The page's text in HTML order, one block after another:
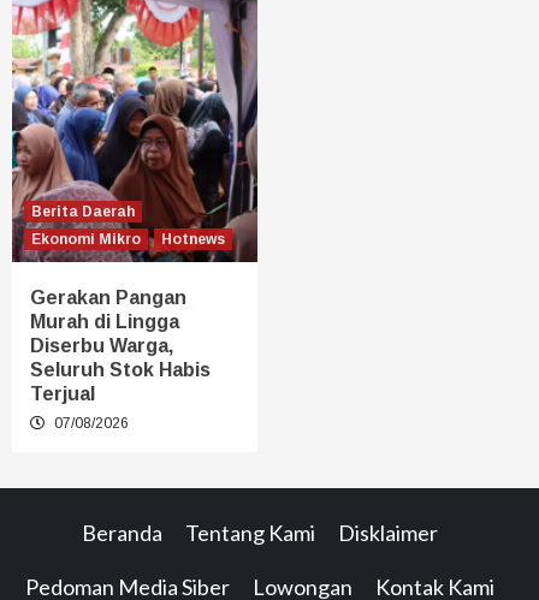
Berita Daerah
Ekonomi Mikro
Hotnews
Gerakan Pangan
Murah di Lingga
Diserbu Warga,
Seluruh Stok Habis
Terjual
07/08/2026
Beranda Tentang Kami Disklaimer
Pedoman Media Siber Lowongan Kontak Kami